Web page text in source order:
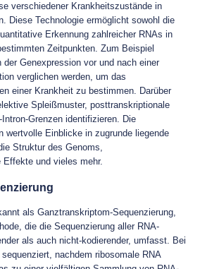
verschiedener Krankheitszustände in
Diese Technologie ermöglicht sowohl die
Erkennung zahlreicher RNAs in
Zeitpunkten. Zum Beispiel
der Genexpression vor und nach einer
verglichen werden, um das
einer Krankheit zu bestimmen. Darüber
Spleißmuster, posttranskriptionale
Grenzen identifizieren. Die
wertvolle Einblicke in zugrunde liegende
Struktur des Genoms,
Effekte und vieles mehr.
als Ganztranskriptom-Sequenzierung,
die die Sequenzierung aller RNA-
als auch nicht-kodierender, umfasst. Bei
nachdem ribosomale RNA